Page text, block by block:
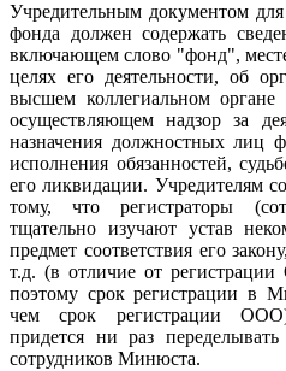
Учредительным документом для
фонда должен содержать
включающем слово "фонд",
целях его деятельности, об
высшем коллегиальном органе
осуществляющем надзор за
назначения должностных лиц
исполнения обязанностей,
его ликвидации. Учредителям
тому, что регистраторы
тщательно изучают устав
предмет соответствия его
т.д. (в отличие от
поэтому срок регистрации в
чем срок регистрации
придется ни раз
сотрудников Минюста.